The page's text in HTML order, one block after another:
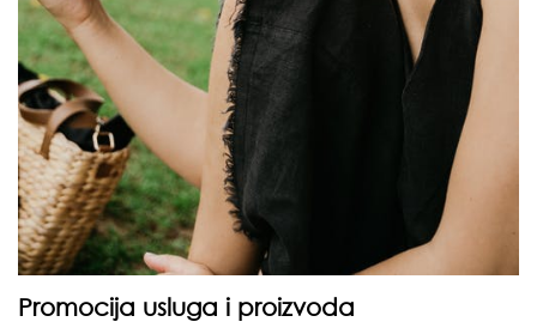
Promocija usluga i proizvoda